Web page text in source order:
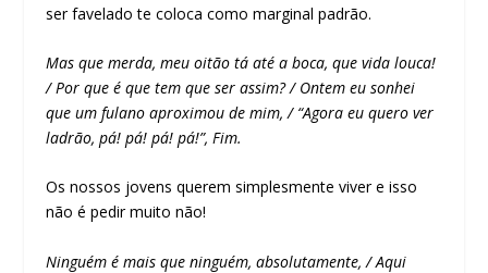
ser favelado te coloca como marginal padrão.
Mas que merda, meu oitão tá até a boca, que vida louca!
/ Por que é que tem que ser assim? / Ontem eu sonhei
que um fulano aproximou de mim, / “Agora eu quero ver
ladrão, pá! pá! pá! pá!”, Fim.
Os nossos jovens querem simplesmente viver e isso
não é pedir muito não!
Ninguém é mais que ninguém, absolutamente, / Aqui